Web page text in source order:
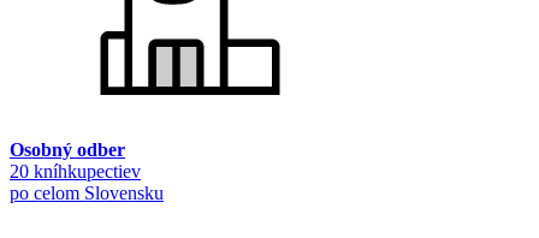
Osobný odber
20 kníhkupectiev
po celom Slovensku